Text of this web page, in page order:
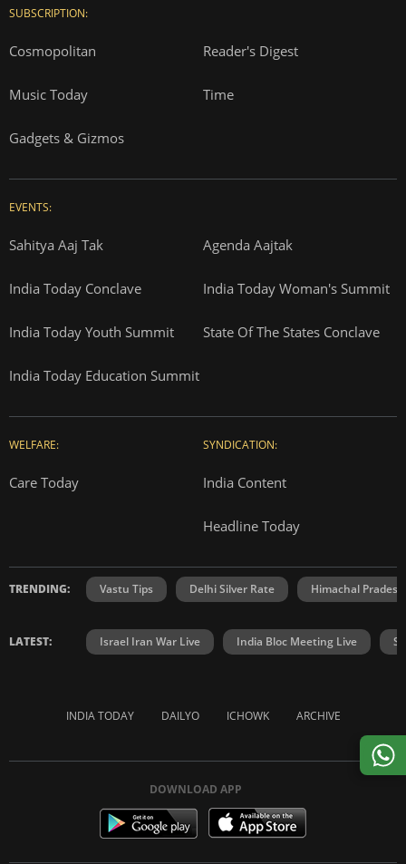
SUBSCRIPTION:
Cosmopolitan Reader's Digest
Music Today Time
Gadgets & Gizmos
EVENTS:
Sahitya Aaj Tak Agenda Aajtak
India Today Conclave India Today Woman's Summit
India Today Youth Summit State Of The States Conclave
India Today Education Summit
WELFARE:
Care Today
SYNDICATION:
India Content
Headline Today
TRENDING: Vastu Tips Delhi Silver Rate Himachal
LATEST: Israel Iran War Live India Bloc Meeting Live
INDIA TODAY DAILYO ICHOWK ARCHIVE
DOWNLOAD APP